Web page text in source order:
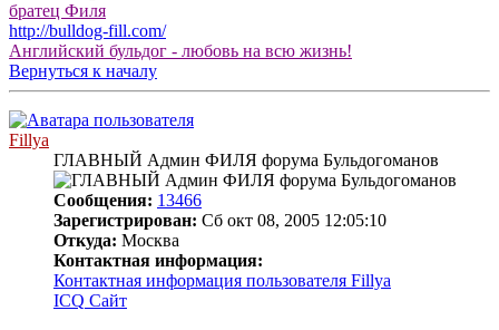
братец Филя
http://bulldog-fill.com/
Английский бульдог - любовь на всю жизнь!
Вернуться к началу
Fillya
ГЛАВНЫЙ Админ ФИЛЯ форума Бульдогоманов
Сообщения: 13466
Зарегистрирован: Сб окт 08, 2005 12:05:10
Откуда: Москва
Контактная информация:
Контактная информация пользователя Fillya
ICQ Сайт